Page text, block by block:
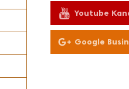
Youtube
Olun
Google